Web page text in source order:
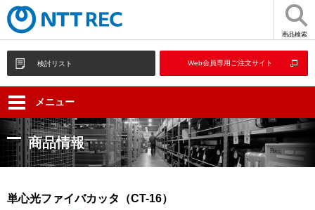
商品検索
検討リスト Web会員専用ご注文サイト
メニュー
商品情報
単心光ファイバカッタ（CT-16）